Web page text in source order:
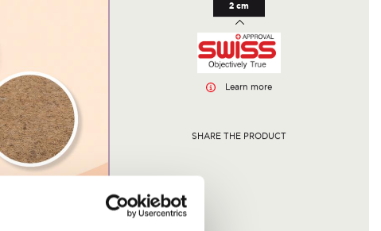
2 cm
Learn more
SHARE THE PRODUCT